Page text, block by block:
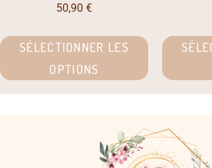
50,90 €
SÉLECTIONNER LES
OPTIONS